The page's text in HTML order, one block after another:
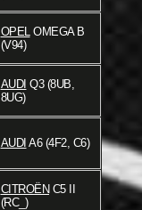
OPEL
OMEGA B
(V94)
AUDI Q3 (8UB,
8UG)
AUDI A6 (4F2, C6)
CITROËN C5 II
(RC_)